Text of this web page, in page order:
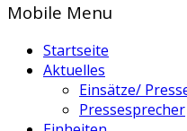
Mobile Menu
Startseite
Aktuelles
Einsätze/
Pressesprecher